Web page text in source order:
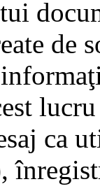
de
ca